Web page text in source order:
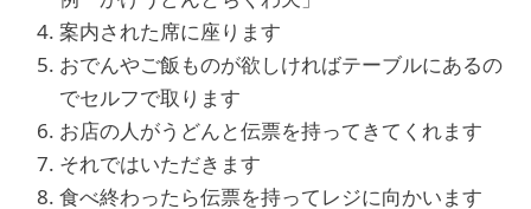
案内された席に座ります
おでんやご飯ものが欲しければテーブルにあるの
でセルフで取ります
お店の人がうどんと伝票を持ってきてくれます
それではいただきます
食べ終わったら伝票を持ってレジに向かいます